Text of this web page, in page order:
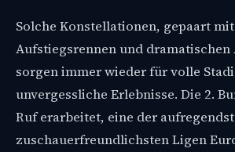
Solche Konstellationen, gepaart
Aufstiegsrennen und
sorgen immer wieder für volle
unvergessliche Erlebnisse. Die 2.
Ruf erarbeitet, eine der
zuschauerfreundlichsten Ligen